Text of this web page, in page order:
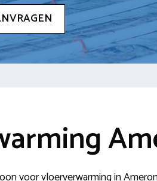
voor vloerverwarming in